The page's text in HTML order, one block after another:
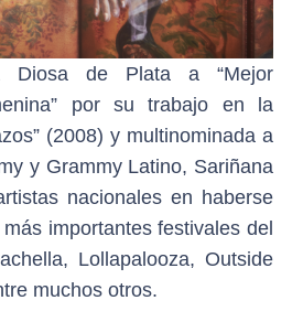
Diosa de Plata a “Mejor
por su trabajo en la
(2008) y multinominada a
y Grammy Latino, Sariñana
nacionales en haberse
importantes festivales del
Lollapalooza, Outside
muchos otros.